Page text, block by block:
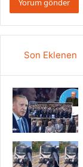
Son Eklenen